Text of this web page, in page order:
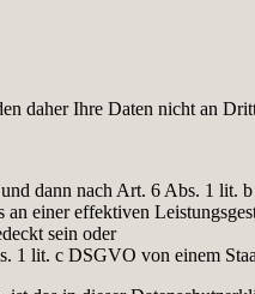
daher Ihre Daten nicht an
dann nach Art. 6 Abs. 1 lit.
an einer effektiven
sein oder
lit. c DSGVO von einem